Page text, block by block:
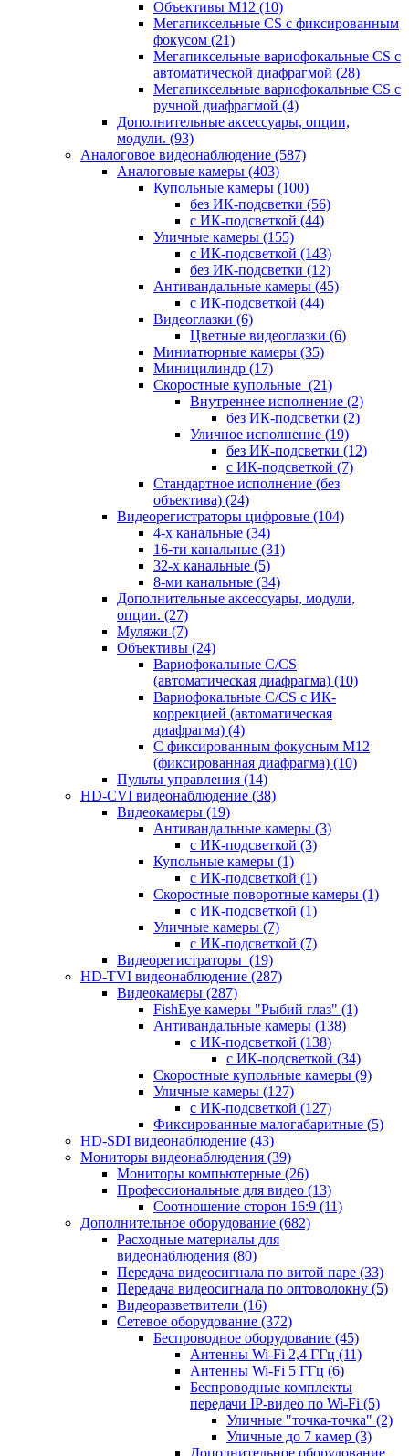
Объективы M12 (10)
Мегапиксельные CS c фиксированным
фокусом (21)
Мегапиксельные вариофокальные CS c
автоматической диафрагмой (28)
Мегапиксельные вариофокальные CS c
ручной диафрагмой (4)
Дополнительные аксессуары, опции,
модули. (93)
Аналоговое видеонаблюдение (587)
Аналоговые камеры (403)
Купольные камеры (100)
без ИК-подсветки (56)
с ИК-подсветкой (44)
Уличные камеры (155)
с ИК-подсветкой (143)
без ИК-подсветки (12)
Антивандальные камеры (45)
с ИК-подсветкой (44)
Видеоглазки (6)
Цветные видеоглазки (6)
Миниатюрные камеры (35)
Миницилиндр (17)
Скоростные купольные (21)
Внутреннее исполнение (2)
без ИК-подсветки (2)
Уличное исполнение (19)
без ИК-подсветки (12)
с ИК-подсветкой (7)
Стандартное исполнение (без
объектива) (24)
Видеорегистраторы цифровые (104)
4-х канальные (34)
16-ти канальные (31)
32-х канальные (5)
8-ми канальные (34)
Дополнительные аксессуары, модули,
опции. (27)
Муляжи (7)
Объективы (24)
Вариофокальные C/CS
(автоматическая диафрагма) (10)
Вариофокальные C/CS с ИК-
коррекцией (автоматическая
диафрагма) (4)
С фиксированным фокусным М12
(фиксированная диафрагма) (10)
Пульты управления (14)
HD-CVI видеонаблюдение (38)
Видеокамеры (19)
Антивандальные камеры (3)
с ИК-подсветкой (3)
Купольные камеры (1)
с ИК-подсветкой (1)
Скоростные поворотные камеры (1)
с ИК-подсветкой (1)
Уличные камеры (7)
с ИК-подсветкой (7)
Видеорегистраторы (19)
HD-TVI видеонаблюдение (287)
Видеокамеры (287)
FishEye камеры "Рыбий глаз" (1)
Антивандальные камеры (138)
с ИК-подсветкой (138)
с ИК-подсветкой (34)
Скоростные купольные камеры (9)
Уличные камеры (127)
с ИК-подсветкой (127)
Фиксированные малогабаритные (5)
HD-SDI видеонаблюдение (43)
Мониторы видеонаблюдения (39)
Мониторы компьютерные (26)
Профессиональные для видео (13)
Соотношение сторон 16:9 (11)
Дополнительное оборудование (682)
Расходные материалы для
видеонаблюдения (80)
Передача видеосигнала по витой паре (33)
Передача видеосигнала по оптоволокну (5)
Видеоразветвители (16)
Сетевое оборудование (372)
Беспроводное оборудование (45)
Антенны Wi-Fi 2,4 ГГц (11)
Антенны Wi-Fi 5 ГГц (6)
Беспроводные комплекты
передачи IP-видео по Wi-Fi (5)
Уличные "точка-точка" (2)
Уличные до 7 камер (3)
Дополнительное оборудование